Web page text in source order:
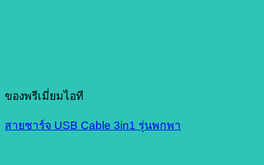
ของพรีเมี่ยมไอที
สายชาร์จ USB Cable 3in1 รุ่นพกพา